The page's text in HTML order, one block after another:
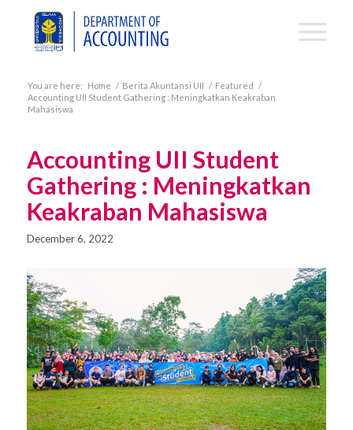
You are here: Home / Berita Akuntansi UII / Featured /
Accounting UII Student Gathering : Meningkatkan Keakraban
Mahasiswa
Accounting UII Student
Gathering : Meningkatkan
Keakraban Mahasiswa
December 6, 2022